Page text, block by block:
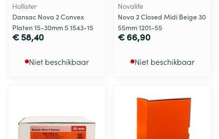
Hollister
Dansac Nova 2 Convex
Platen 15-30mm 5 1543-15
€ 58,40
Niet beschikbaar
Novalife
Nova 2 Closed Midi Beige 30
55mm 1201-55
€ 66,90
Niet beschikbaar